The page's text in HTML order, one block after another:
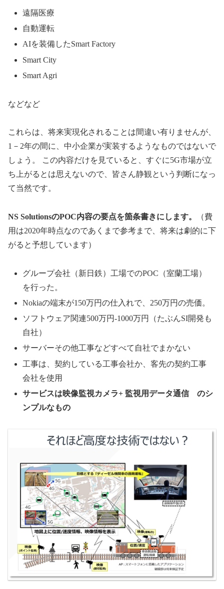
遠隔医療
自動運転
AIを装備したSmart Factory
Smart City
Smart Agri
などなど
これらは、将来実現化されることは間違い有りませんが、
1－2年の間に、中小企業が実装するようなものではないで
しょう。 この内容だけを見ていると、すぐに5G市場が立
ち上がるとは思えないので、皆さん静観という判断になっ
て当然です。
NS SolutionsのPOC内容の要点を箇条書きにします。
（費
用は2020年時点なのであくまで参考まで、将来は劇的に下
がると予想しています）
グループ会社（新日鉄）工場でのPOC（室蘭工場）
を行った。
Nokiaの端末が150万円の仕入れで、250万円の売価。
ソフトウェア関連500万円-1000万円（たぶんSI開発も
自社）
サーバーその他工事などすべて自社でまかない
工事は、契約している工事会社か、客先の契約工事
会社を使用
サービスは映像監視カメラ+ 監視用データ通信 のシ
ンプルなもの